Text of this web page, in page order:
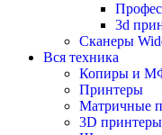
3d
Сканеры
Вся техника
Копиры и
Принтеры
Матричные
3D принтеры